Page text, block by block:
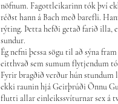
nöfnum. Fagottleikarinn tók því
réðst hann á Bach með barefli.
rýting. Þetta hefði getað farið illa,
sundur.
Ég nefni þessa sögu til að sýna
eitthvað sem sumum flytjendum
Fyrir bragðið verður hún stundum
ekki raunin hjá Geirþrúði Önnu
flutti allar einleikssvíturnar sex á